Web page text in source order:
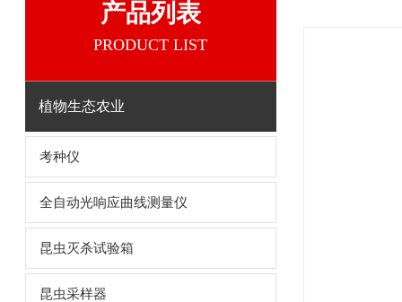
产品列表
PRODUCT LIST
植物生态农业
考种仪
全自动光响应曲线测量仪
昆虫灭杀试验箱
昆虫采样器